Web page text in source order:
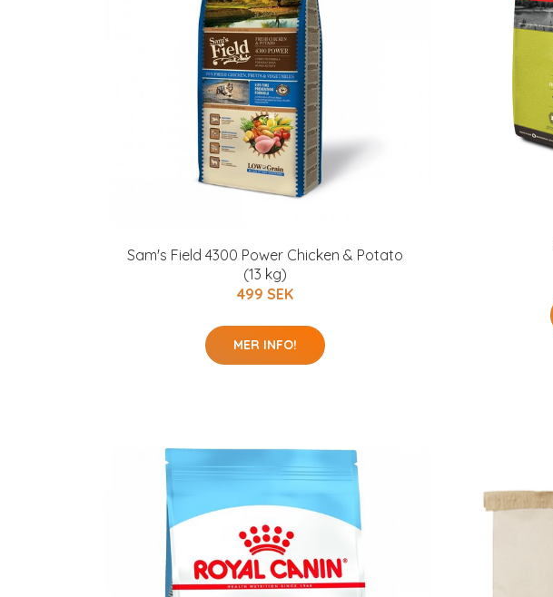
Sam's Field 4300 Power Chicken & Potato
(13 kg)
499 SEK
MER INFO!